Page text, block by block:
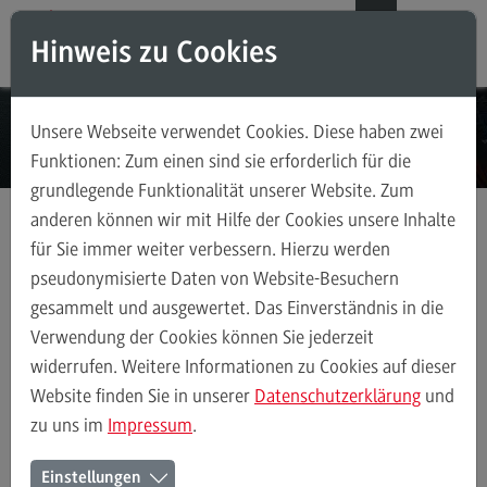
Direkt zum Inhalt
Direkt zum Hauptmenu
Direkt zum Footer
Modul-O-Mat
Masterstudiengänge
Accounting, Controlling, Taxation
Accounting, Controlling, Taxation
Modulangebot
Berufsperspektiven
Kontakt
Advanced Practice in Healthcare
Advanced Practice in Healthcare
Rahmenbedingungen
Masterstudiengänge
Data Science and Artificial Intelligence
Berufsperspektiven
(External link)
Berufsperspektiven im Master
Hinweis zu Cookies
Unsere Webseite verwendet Cookies. Diese haben zwei
Funktionen: Zum einen sind sie erforderlich für die
grundlegende Funktionalität unserer Website. Zum
anderen können wir mit Hilfe der Cookies unsere Inhalte
für Sie immer weiter verbessern. Hierzu werden
pseudonymisierte Daten von Website-Besuchern
gesammelt und ausgewertet. Das Einverständnis in die
Verwendung der Cookies können Sie jederzeit
widerrufen. Weitere Informationen zu Cookies auf dieser
Website finden Sie in unserer Datenschutzerklärung und
zu uns im Impressum.
Einstellungen